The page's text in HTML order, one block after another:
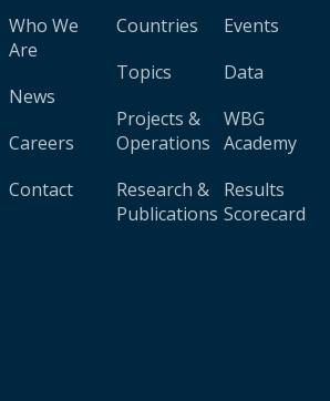
Who We
Are
News
Careers
Contact
Countries
Topics
Projects &
Operations
Research &
Publications
Events
Data
WBG
Academy
Results
Scorecard